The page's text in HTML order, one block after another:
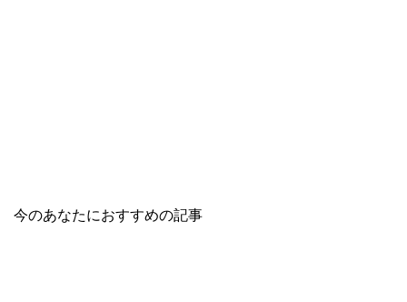
今のあなたにおすすめの記事